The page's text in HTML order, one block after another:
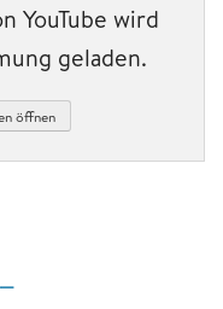
YouTube wird
geladen.
öffnen